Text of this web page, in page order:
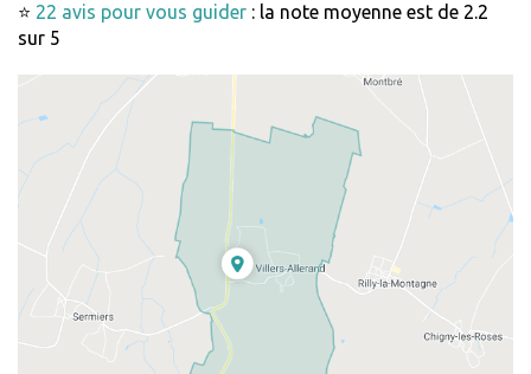
⭐ 22 avis pour vous guider : la note moyenne est de 2.2
sur 5